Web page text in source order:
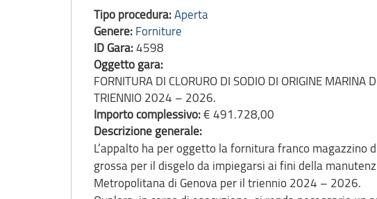
gara
attiva)
Tipo procedura:Aperta
Genere: Forniture
ID Gara:4598
Oggetto gara:
FORNITURA DI CLORURO DI SODIO DI ORIGINE MARINA
TRIENNIO 2024 – 2026.
Importo complessivo:€ 491.728,00
Descrizione generale:
L’appalto ha per oggetto la fornitura franco magazzino
grossa per il disgelo da impiegarsi ai fini della
Metropolitana di Genova per il triennio 2024 – 2026.